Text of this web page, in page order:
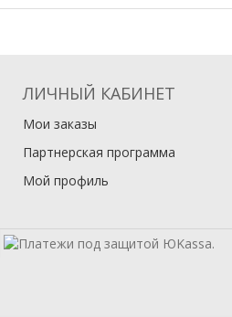
ЛИЧНЫЙ КАБИНЕТ
Мои заказы
Партнерская программа
Мой профиль